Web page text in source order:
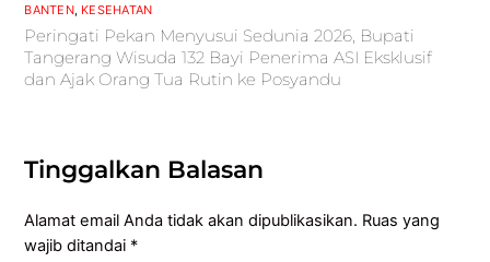
BANTEN, KESEHATAN
Peringati Pekan Menyusui Sedunia 2026, Bupati
Tangerang Wisuda 132 Bayi Penerima ASI Eksklusif
dan Ajak Orang Tua Rutin ke Posyandu
Tinggalkan Balasan
Alamat email Anda tidak akan dipublikasikan. Ruas yang
wajib ditandai *